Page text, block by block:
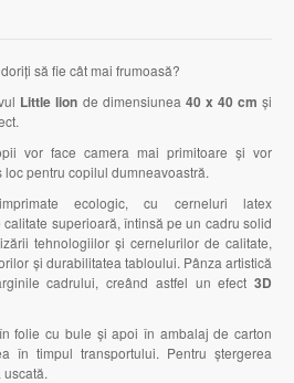
să fie cât mai frumoasă?
Little lion de dimensiunea 40 x 40 cm și
vor face camera mai primitoare și vor
pentru copilul dumneavoastră.
ecologic, cu cerneluri latex
superioară, întinsă pe un cadru solid
tehnologiilor și cernelurilor de calitate,
și durabilitatea tabloului. Pânza artistică
cadrului, creând astfel un efect 3D
folie cu bule și apoi în ambalaj de carton
în timpul transportului. Pentru ștergerea